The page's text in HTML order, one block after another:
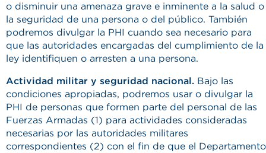
o disminuir una amenaza grave e inminente a la salud o
la seguridad de una persona o del público. También
podremos divulgar la PHI cuando sea necesario para
que las autoridades encargadas del cumplimiento de la
ley identifiquen o arresten a una persona.
Actividad militar y seguridad nacional. Bajo las
condiciones apropiadas, podremos usar o divulgar la
PHI de personas que formen parte del personal de las
Fuerzas Armadas (1) para actividades consideradas
necesarias por las autoridades militares
correspondientes (2) con el fin de que el Departamento